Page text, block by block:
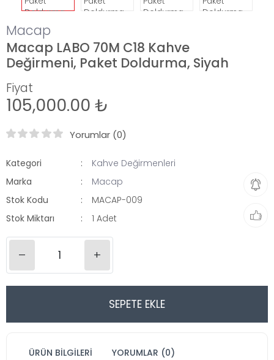
Macap
Macap LABO 70M C18 Kahve
Değirmeni, Paket Doldurma, Siyah
Fiyat
105,000.00 ₺
Yorumlar (0)
Kategori
Kahve Değirmenleri
Marka
Macap
Stok Kodu
MACAP-009
Stok Miktarı
1 Adet
– +
SEPETE EKLE
ÜRÜN BILGILERI YORUMLAR (0)